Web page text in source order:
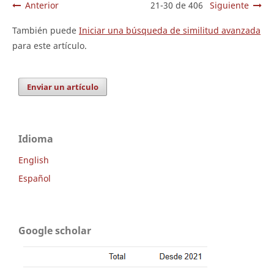
Anterior 21-30 de 406 Siguiente
También puede Iniciar una búsqueda de similitud avanzada
para este artículo.
Enviar un artículo
Idioma
English
Español
Google scholar